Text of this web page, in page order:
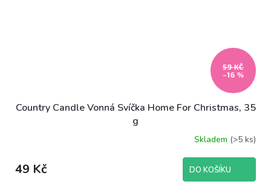
59 KČ
–16 %
Country Candle Vonná Svíčka Home For Christmas, 35
g
Skladem (>5 ks)
49 Kč DO KOŠÍKU